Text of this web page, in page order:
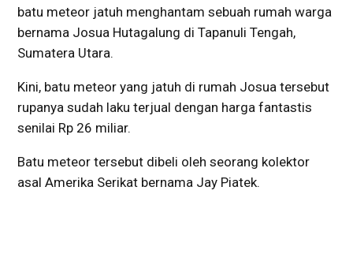
batu meteor jatuh menghantam sebuah rumah warga
bernama Josua Hutagalung di Tapanuli Tengah,
Sumatera Utara.
Kini, batu meteor yang jatuh di rumah Josua tersebut
rupanya sudah laku terjual dengan harga fantastis
senilai Rp 26 miliar.
Batu meteor tersebut dibeli oleh seorang kolektor
asal Amerika Serikat bernama Jay Piatek.